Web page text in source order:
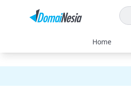
Home